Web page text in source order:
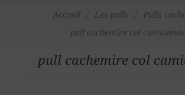
Accueil / Les pulls / Pulls
pull cachemire col
pull cachemire col